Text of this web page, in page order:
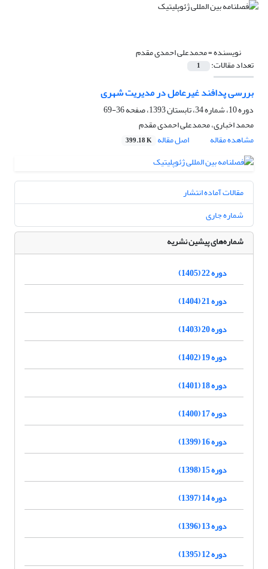
نویسنده =محمدعلی احمدی مقدم
تعداد مقالات: 1
بررسی پدافند غیرعامل در مدیریت شهری
دوره 10، شماره 34، تابستان 1393، صفحه
36-69
محمد اخباری، محمدعلی احمدی مقدم
مشاهده مقاله
اصل مقاله 399.18 K
مقالات آماده انتشار
شماره جاری
شماره‌های پیشین نشریه
دوره 22 (1405)
دوره 21 (1404)
دوره 20 (1403)
دوره 19 (1402)
دوره 18 (1401)
دوره 17 (1400)
دوره 16 (1399)
دوره 15 (1398)
دوره 14 (1397)
دوره 13 (1396)
دوره 12 (1395)